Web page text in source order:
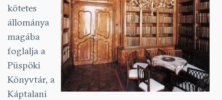
kötetes
állománya
magába
foglalja a
Püspöki
Könyvtár, a
Káptalani